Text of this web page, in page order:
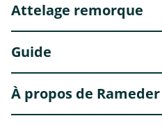
Attelage remorque
Guide
À propos de Rameder